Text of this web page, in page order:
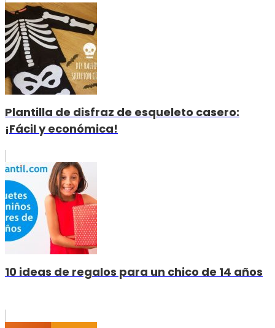
Plantilla de disfraz de esqueleto casero:
¡Fácil y económica!
10 ideas de regalos para un chico de 14 años